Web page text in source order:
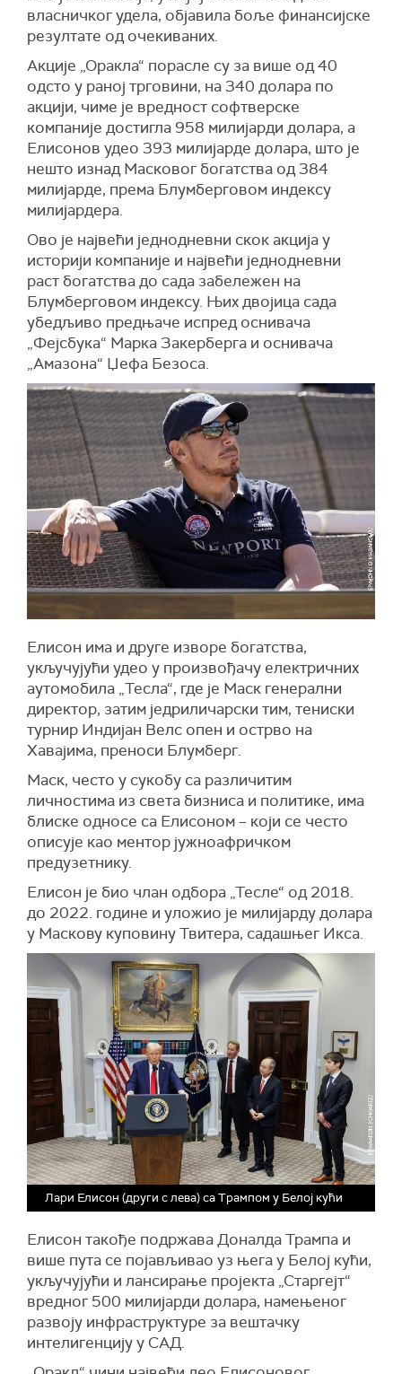
власничког удела, објавила боље финансијске
резултате од очекиваних.
Акције „Оракла“ порасле су за више од 40
одсто у раној трговини, на 340 долара по
акцији, чиме је вредност софтверске
компаније достигла 958 милијарди долара, а
Елисонов удео 393 милијарде долара, што је
нешто изнад Масковог богатства од 384
милијарде, према Блумберговом индексу
милијардера.
Ово је највећи једнодневни скок акција у
историји компаније и највећи једнодневни
раст богатствадо сада забележен на
Блумберговом индексу. Њих двојица сада
убедљиво предњаче испред оснивача
„Фејсбука“ Марка Закерберга и оснивача
„Амазона“ Џефа Безоса.
Елисон има и друге изворе богатства,
укључујући удео у произвођачу електричних
аутомобила „Тесла“, где је Маск генерални
директор, затим једриличарски тим, тениски
турнир Индијан Велс опен и острво на
Хавајима, преноси Блумберг.
Маск, често у сукобу са различитим
личностима из света бизниса и политике, има
блиске односе са Елисоном – који се често
описује као ментор јужноафричком
предузетнику.
Елисон је био члан одбора „Тесле“ од 2018.
до 2022. године и уложио је милијарду долара
у Маскову куповинуТвитера, садашњег Икса.
Лари Елисон (други с лева) са Трампом у Белој кући
Елисон такође подржава Доналда Трампа и
више пута се појављивао уз њега у Белој кући,
укључујући и лансирање пројекта „Старгејт“
вредног 500 милијарди долара, намењеног
развоју инфраструктуре за вештачку
интелигенцију у САД.